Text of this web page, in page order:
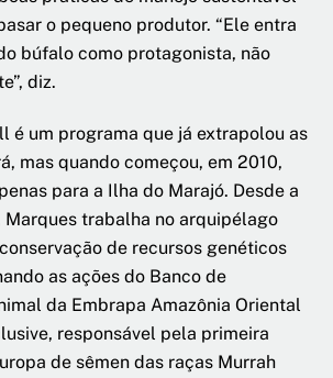
o pequeno produtor. “Ele entra
búfalo como protagonista, não
diz.
é um programa que já extrapolou as
mas quando começou, em 2010,
para a Ilha do Marajó. Desde a
Marques trabalha no arquipélago
de recursos genéticos
as ações do Banco de
da Embrapa Amazônia Oriental
responsável pela primeira
de sêmen das raças Murrah